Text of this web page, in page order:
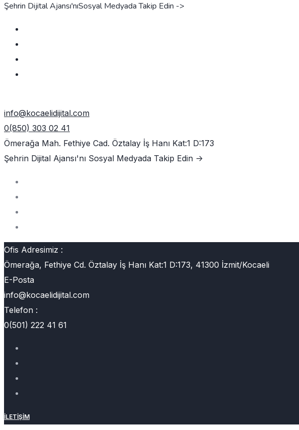
Şehrin Dijital Ajansı'nıSosyal Medyada Takip Edin ->
info@kocaelidijital.com
0(850) 303 02 41
Ömerağa Mah. Fethiye Cad. Öztalay İş Hanı Kat:1 D:173
Şehrin Dijital Ajansı'nı Sosyal Medyada Takip Edin ->
Ofis Adresimiz :
Ömerağa, Fethiye Cd. Öztalay İş Hanı Kat:1 D:173, 41300 İzmit/Kocaeli
E-Posta
info@kocaelidijital.com
Telefon :
0(501) 222 41 61
İLETIŞIM